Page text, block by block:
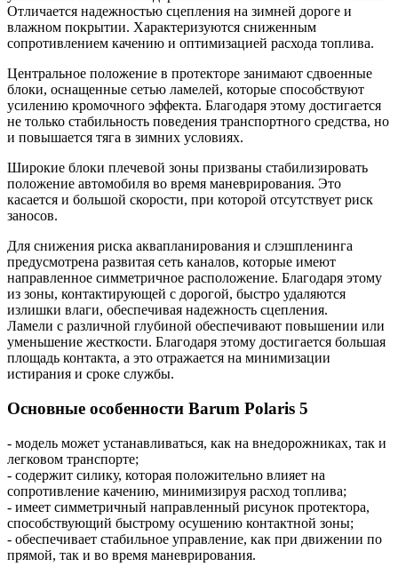
Отличается надежностью сцепления на зимней дороге и
влажном покрытии. Характеризуются сниженным
сопротивлением качению и оптимизацией расхода топлива.
Центральное положение в протекторе занимают сдвоенные
блоки, оснащенные сетью ламелей, которые способствуют
усилению кромочного эффекта. Благодаря этому достигается
не только стабильность поведения транспортного средства, но
и повышается тяга в зимних условиях.
Широкие блоки плечевой зоны призваны стабилизировать
положение автомобиля во время маневрирования. Это
касается и большой скорости, при которой отсутствует риск
заносов.
Для снижения риска аквапланирования и слэшпленинга
предусмотрена развитая сеть каналов, которые имеют
направленное симметричное расположение. Благодаря этому
из зоны, контактирующей с дорогой, быстро удаляются
излишки влаги, обеспечивая надежность сцепления.
Ламели с различной глубиной обеспечивают повышении или
уменьшение жесткости. Благодаря этому достигается большая
площадь контакта, а это отражается на минимизации
истирания и сроке службы.
Основные особенности Barum Polaris 5
- модель может устанавливаться, как на внедорожниках, так и
легковом транспорте;
- содержит силику, которая положительно влияет на
сопротивление качению, минимизируя расход топлива;
- имеет симметричный направленный рисунок протектора,
способствующий быстрому осушению контактной зоны;
- обеспечивает стабильное управление, как при движении по
прямой, так и во время маневрирования.